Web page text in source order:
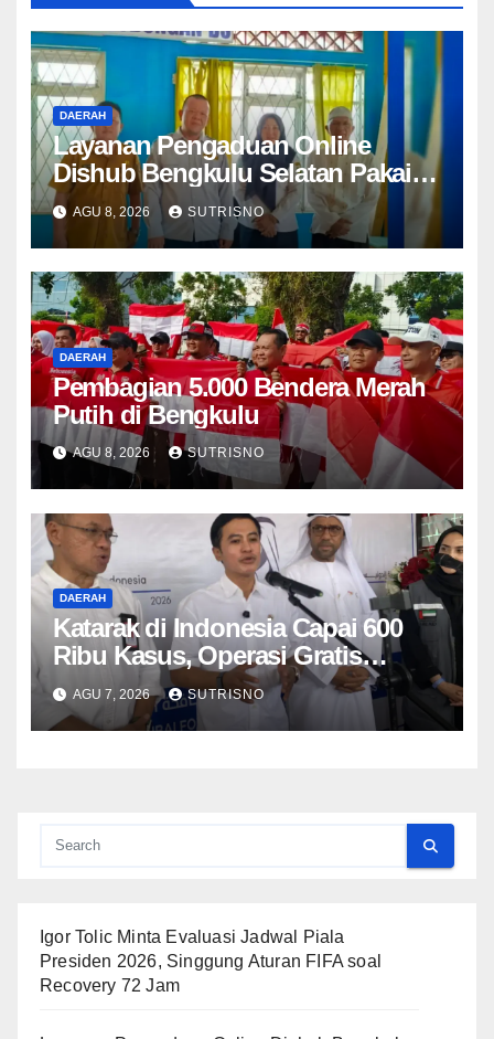
DAERAH
Layanan Pengaduan Online
Dishub Bengkulu Selatan Pakai
QR Code untuk Lapor Rambu
Rusak hingga Parkir Liar
AGU 8, 2026 SUTRISNO
DAERAH
Pembagian 5.000 Bendera Merah
Putih di Bengkulu
AGU 8, 2026 SUTRISNO
DAERAH
Katarak di Indonesia Capai 600
Ribu Kasus, Operasi Gratis
Targetkan 500 Pasien di
Purwokerto
AGU 7, 2026 SUTRISNO
Igor Tolic Minta Evaluasi Jadwal Piala
Presiden 2026, Singgung Aturan FIFA soal
Recovery 72 Jam